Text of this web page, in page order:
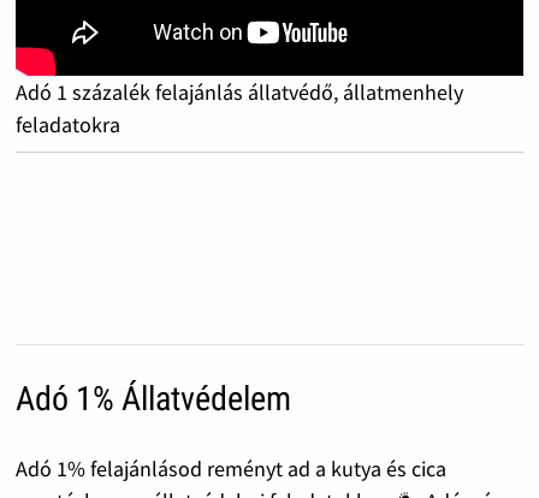
Adó 1 százalék felajánlás állatvédő, állatmenhely
feladatokra
Adó 1% Állatvédelem
Adó 1% felajánlásod reményt ad a kutya és cica